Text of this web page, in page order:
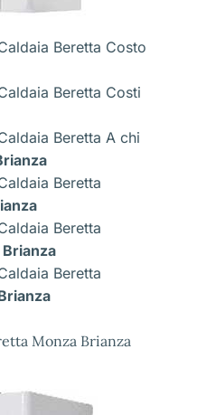
Beretta Costo
Beretta Costi
Beretta A chi
Beretta
Beretta
Beretta
Monza Brianza